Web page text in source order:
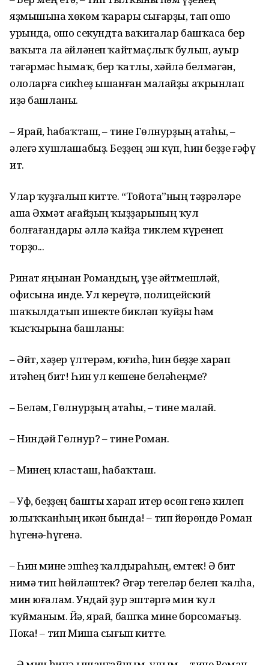
яҙмышына хөкөм ҡарары сығарҙы, тап ошо
урында, ошо секундта ваҡиғалар башҡаса бер
ваҡыта ла әйләнеп ҡайтмаҫлыҡ булып, ауыр
тәгәрмәс һымаҡ, бер ҡатлы, хәйлә белмәгән,
ололарға сикһеҙ ышанған малайҙы аҡрынлап
иҙә башланы.
– Ярай, һабаҡташ, – тине Гөлнурҙың атаһы, –
әлегә хушлашабыҙ. Беҙҙең эш күп, һин беҙҙе ғәфү
ит.
Улар ҡуҙғалып китте. “Тойота”ның тәҙрәләре
аша Әхмәт ағайҙың ҡыҙҙарының ҡул
болғағандары әллә ҡайҙа тиклем күренеп
торҙо...
Ринат яңынан Романдың, үҙе әйтмешләй,
офисына инде. Ул кереүгә, полицейский
шаҡылдатып ишекте бикләп ҡуйҙы һәм
ҡысҡырына башланы:
– Әйт, хәҙер үлтерәм, юғиһә, һин беҙҙе харап
итәһең бит! Һин ул кешене беләһеңме?
– Беләм, Гөлнурҙың атаһы, – тине малай.
– Ниндәй Гөлнур? – тине Роман.
– Минең класташ, һабаҡташ.
– Уф, беҙҙең башты харап итер өсөн генә килеп
юлыҡҡанһың икән бында! – тип йөрөндө Роман
һүгенә-һүгенә.
– Һин мине эшһеҙ ҡалдыраһың, емтек! Ә бит
нимә тип һөйләштек? Әгәр тегеләр белеп ҡалһа,
мин юғалам. Ундай ҙур эштәргә мин ҡул
ҡуйманым. Йә, ярай, башҡа мине борсомағыҙ.
Пока! – тип Миша сығып китте.